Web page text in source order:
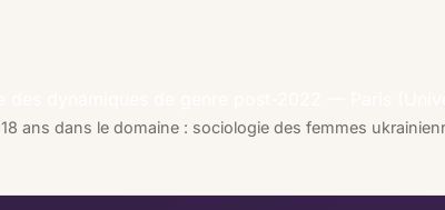
ans dans le domaine : sociologie des femmes